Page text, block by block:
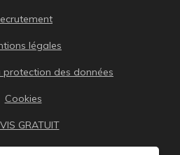
légales
des données
Cookies
GRATUIT